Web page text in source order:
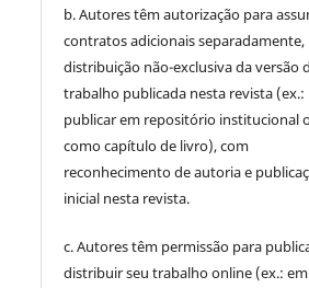
b. Autores têm autorização para
contratos adicionais separadamente,
distribuição não-exclusiva da versão
trabalho publicada nesta revista (ex.:
publicar em repositório institucional
como capítulo de livro), com
reconhecimento de autoria e
inicial nesta revista.
c. Autores têm permissão para
distribuir seu trabalho online (ex.: em